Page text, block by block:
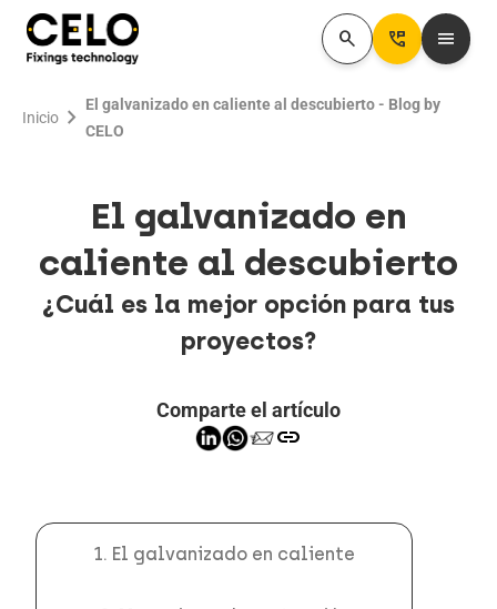
search Perm_Phone_Msg menu
Inicio chevron_right
El galvanizado en caliente al descubierto - Blog by
CELO
El galvanizado en
caliente al descubierto
¿Cuál es la mejor opción para tus
proyectos?
Comparte el artículo
link
1. El galvanizado en caliente